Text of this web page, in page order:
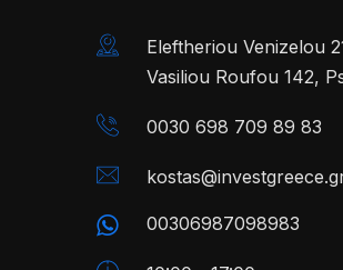
Eleftheriou Venizelou
Vasiliou Roufou 142,
0030 698 709 89 83
00306987098983